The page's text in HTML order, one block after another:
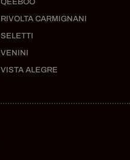
RIVOLTA CARMIGNANI
SELETTI
VENINI
VISTA ALEGRE